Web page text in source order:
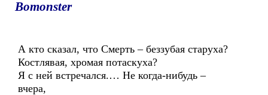
Bomonster
А кто сказал, что Смерть – беззубая старуха?
Костлявая, хромая потаскуха?
Я с ней встречался.… Не когда-нибудь –
вчера,